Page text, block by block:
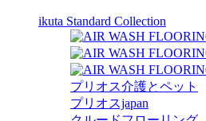
ikuta Standard Collection
プリオス介護とペット
プリオスjapan